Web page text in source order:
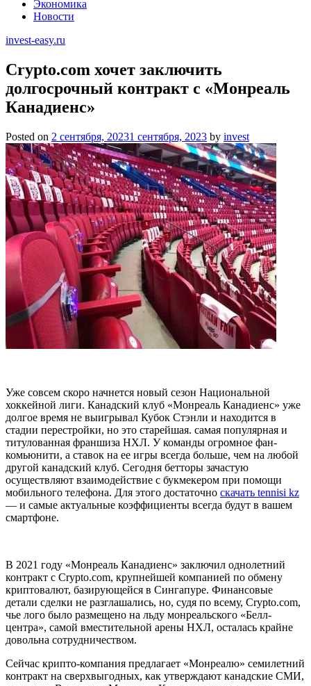
Экономика
Новости
invest-easy.ru
Crypto.com хочет заключить
долгосрочный контракт с «Монреаль
Канадиенс»
Posted on 2 сентября, 20231 сентября, 2023 by invest
Уже совсем скоро начнется новый сезон Национальной
хоккейной лиги. Канадский клуб «Монреаль Канадиенс» уже
долгое время не выигрывал Кубок Стэнли и находится в
стадии перестройки, но это старейшая. самая популярная и
титулованная франшиза НХЛ. У команды огромное фан-
комьюнити, а ставок на ее игры всегда больше, чем на любой
другой канадский клуб. Сегодня бетторы зачастую
осуществляют взаимодействие с букмекером при помощи
мобильного телефона. Для этого достаточно скачать tennisi kz
— и самые актуальные коэффициенты всегда будут в вашем
смартфоне.
В 2021 году «Монреаль Канадиенс» заключил однолетний
контракт с Crypto.com, крупнейшей компанией по обмену
криптовалют, базирующейся в Сингапуре. Финансовые
детали сделки не разглашались, но, судя по всему, Crypto.com,
чье лого было размещено на льду монреальского «Белл-
центра», самой вместительной арены НХЛ, осталась крайне
довольна сотрудничеством.
Сейчас крипто-компания предлагает «Монреалю» семилетний
контракт на сверхвыгодных, как утверждают канадские СМИ,